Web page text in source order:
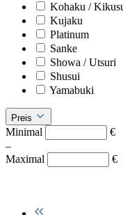
Kohaku /
Kujaku
Platinum
Sanke
Showa / Utsuri
Shusui
Yamabuki
Preis
Minimal
€
–
Maximal
€